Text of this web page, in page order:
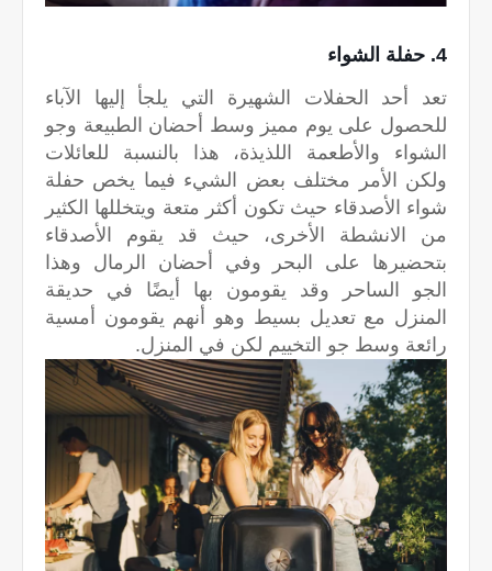
4. حفلة الشواء
تعد أحد الحفلات الشهيرة التي يلجأ إليها الآباء
للحصول على يوم مميز وسط أحضان الطبيعة وجو
الشواء والأطعمة اللذيذة، هذا بالنسبة للعائلات
ولكن الأمر مختلف بعض الشيء فيما يخص حفلة
شواء الأصدقاء حيث تكون أكثر متعة ويتخللها الكثير
من الانشطة الأخرى، حيث قد يقوم الأصدقاء
بتحضيرها على البحر وفي أحضان الرمال وهذا
الجو الساحر وقد يقومون بها أيضًا في حديقة
المنزل مع تعديل بسيط وهو أنهم يقومون أمسية
رائعة وسط جو التخييم لكن في المنزل.